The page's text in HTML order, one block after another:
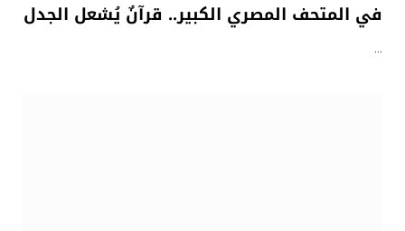
في المتحف المصري الكبير.. قرآنٌ يُشعل الجدل
…